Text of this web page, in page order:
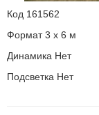
Код 161562
Формат3 x 6 м
Динамика Нет
Подсветка Нет